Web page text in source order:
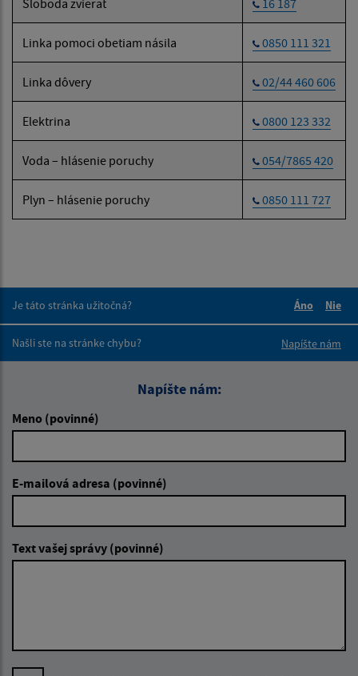
Linka pomoci obetiam násila 0850 111 321
Linka dôvery 02/44 460 606
Elektrina 0800 123 332
Voda – hlásenie poruchy 054/7865 420
Plyn – hlásenie poruchy 0850 111 727
Je táto stránka užitočná?
Áno
Nie
Našli ste na stránke chybu?
Napíšte nám
Napíšte nám:
Meno (povinné)
E-mailová adresa (povinné)
Text vašej správy (povinné)